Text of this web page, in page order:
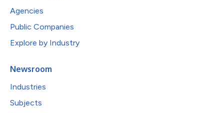
Agencies
Public Companies
Explore by Industry
Newsroom
Industries
Subjects